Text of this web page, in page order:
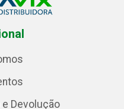
Devolução